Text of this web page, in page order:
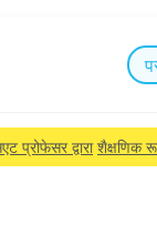
प्रोफेसर द्वारा शैक्षणिक